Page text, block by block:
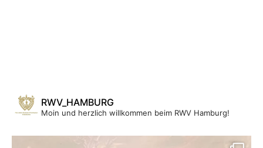
RWV_HAMBURG
Moin und herzlich willkommen beim RWV Hamburg!